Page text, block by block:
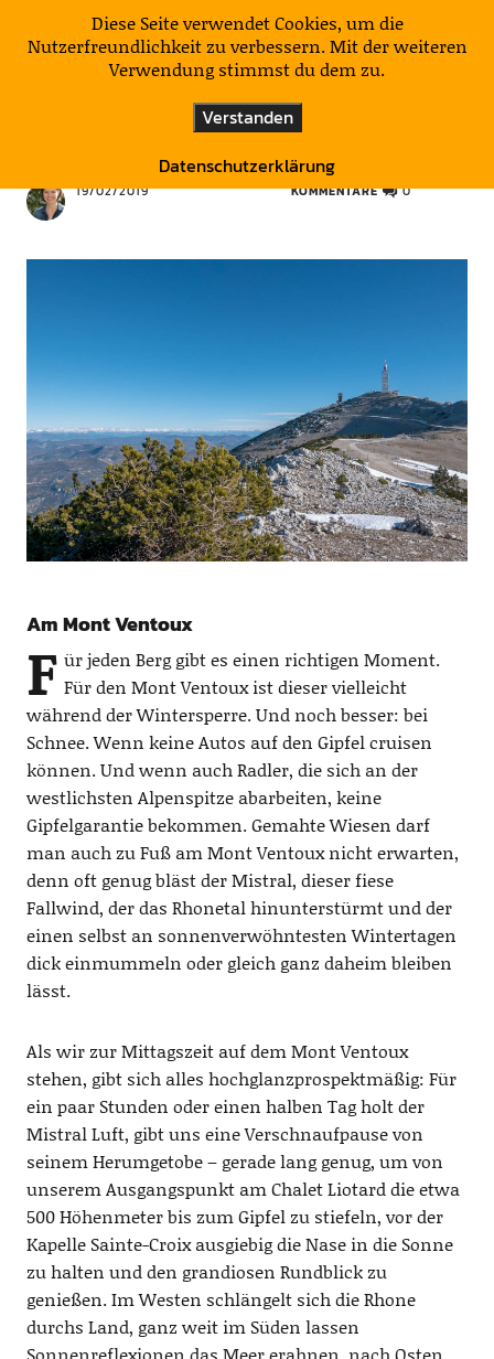
KulturNatur
Der Rundsicht wegen
19/02/2019 KOMMENTARE 0
Am Mont Ventoux
F ür jeden Berg gibt es einen richtigen Moment.
Für den Mont Ventoux ist dieser vielleicht
während der Wintersperre. Und noch besser: bei
Schnee. Wenn keine Autos auf den Gipfel cruisen
können. Und wenn auch Radler, die sich an der
westlichsten Alpenspitze abarbeiten, keine
Gipfelgarantie bekommen. Gemahte Wiesen darf
man auch zu Fuß am Mont Ventoux nicht erwarten,
denn oft genug bläst der Mistral, dieser fiese
Fallwind, der das Rhonetal hinunterstürmt und der
einen selbst an sonnenverwöhntesten Wintertagen
dick einmummeln oder gleich ganz daheim bleiben
lässt.
Als wir zur Mittagszeit auf dem Mont Ventoux
stehen, gibt sich alles hochglanzprospektmäßig: Für
ein paar Stunden oder einen halben Tag holt der
Mistral Luft, gibt uns eine Verschnaufpause von
seinem Herumgetobe – gerade lang genug, um von
unserem Ausgangspunkt am Chalet Liotard die etwa
500 Höhenmeter bis zum Gipfel zu stiefeln, vor der
Kapelle Sainte-Croix ausgiebig die Nase in die Sonne
zu halten und den grandiosen Rundblick zu
genießen. Im Westen schlängelt sich die Rhone
durchs Land, ganz weit im Süden lassen
Diese Seite verwendet Cookies, um die
Nutzerfreundlichkeit zu verbessern. Mit der weiteren
Verwendung stimmst du dem zu.
Verstanden
Datenschutzerklärung